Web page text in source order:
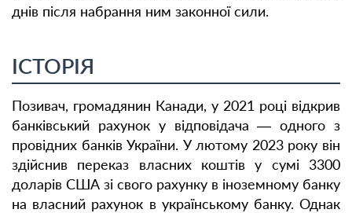
днів після набрання ним законної сили.
ІСТОРІЯ
Позивач, громадянин Канади, у 2021 році відкрив
банківський рахунок у відповідача — одного з
провідних банків України. У лютому 2023 року він
здійснив переказ власних коштів у сумі 3300
доларів США зі свого рахунку в іноземному банку
на власний рахунок в українському банку. Однак